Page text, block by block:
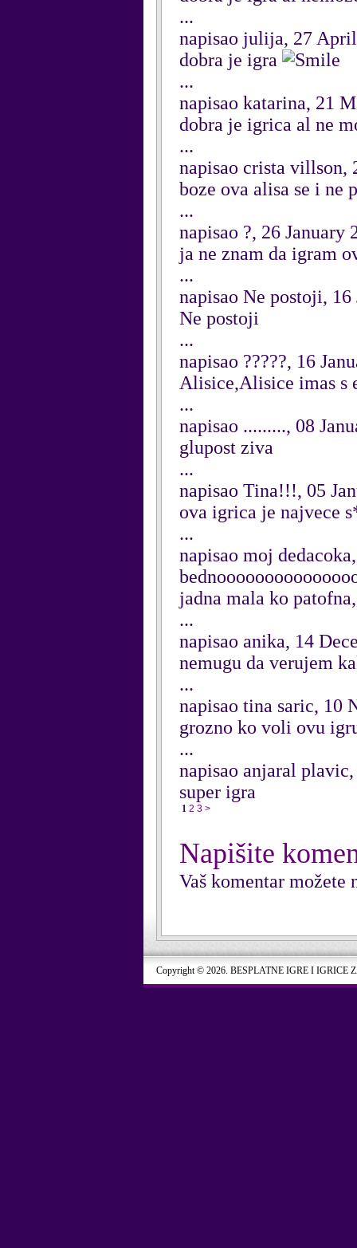
...
napisao julija, 27
dobra je igra
...
napisao katarina, 21
dobra je igrica al ne
...
napisao crista villson,
boze ova alisa se i ne
...
napisao ?, 26 January
ja ne znam da igram
...
napisao Ne postoji, 16
Ne postoji
...
napisao ?????, 16
Alisice,Alisice imas s
...
napisao ........., 08
glupost ziva
...
napisao Tina!!!, 05
ova igrica je najvece
...
napisao moj
jadna mala ko
...
napisao anika, 14
nemugu da verujem
...
napisao tina saric, 10
grozno ko voli ovu
...
napisao anjaral
super igra
1 2 3 >
Napišite
Vaš komentar možete
Copyright © 2026. BESPLATNE IGRE I IGRICE